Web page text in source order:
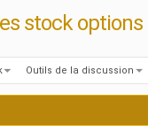
stock options
Outils de la discussion